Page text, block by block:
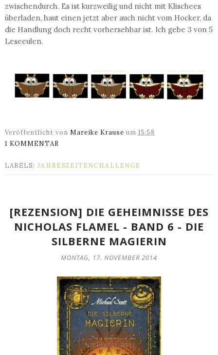
zwischendurch. Es ist kurzweilig und nicht mit Klischees
überladen, haut einen jetzt aber auch nicht vom Hocker, da
die Handlung doch recht vorhersehbar ist. Ich gebe 3 von 5
Leseeulen.
Veröffentlicht von Mareike Krause um 15:58
1 KOMMENTAR
LABELS: JAHRESZEITENCHALLENGE
[REZENSION] DIE GEHEIMNISSE DES
NICHOLAS FLAMEL - BAND 6 - DIE
SILBERNE MAGIERIN
MONTAG, 17. NOVEMBER 2014